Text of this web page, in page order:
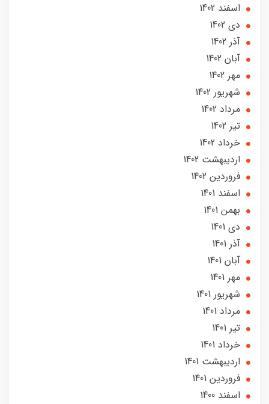
اسفند 1402
دی 1402
آذر 1402
آبان 1402
مهر 1402
شهریور 1402
مرداد 1402
تير 1402
خرداد 1402
ارديبهشت 1402
فروردین 1402
اسفند 1401
بهمن 1401
دی 1401
آذر 1401
آبان 1401
مهر 1401
شهریور 1401
مرداد 1401
تير 1401
خرداد 1401
ارديبهشت 1401
فروردین 1401
اسفند 1400